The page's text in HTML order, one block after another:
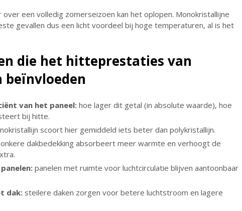
over een volledig zomerseizoen kan het oplopen. Monokristallijne
gevallen dus een licht voordeel bij hoge temperaturen, al is het
die het hitteprestaties van
beïnvloeden
van het paneel:hoe lager dit getal (in absolute waarde), hoe
bij hitte.
scoort hier gemiddeld iets beter dan polykristallijn.
dakbedekking absorbeert meer warmte en verhoogt de
panelen met ruimte voor luchtcirculatie blijven aantoonbaar
dak:steilere daken zorgen voor betere luchtstroom en lagere